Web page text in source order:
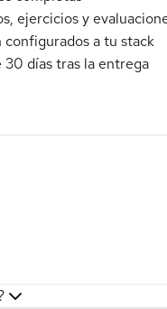
ejercicios y
a tu stack
días tras la entrega